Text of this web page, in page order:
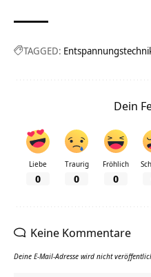
TAGGED:
Dein
Liebe
0
Traurig
0
Fröhlich
0
Keine Kommentare
Deine E-Mail-Adresse wird nicht